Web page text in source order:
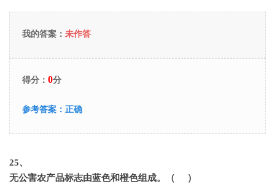
我的答案： 未作答
得分： 0分
参考答案： 正确
25、
无公害农产品标志由蓝色和橙色组成。（ ）